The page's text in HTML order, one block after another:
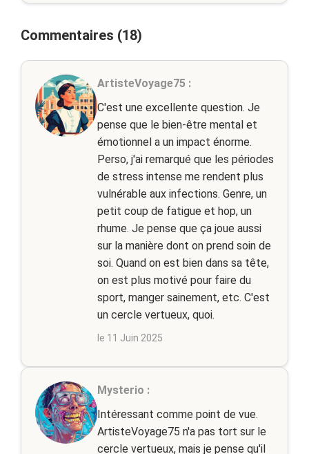
Commentaires (18)
ArtisteVoyage75 :
C'est une excellente question. Je
pense que le bien-être mental et
émotionnel a un impact énorme.
Perso, j'ai remarqué que les périodes
de stress intense me rendent plus
vulnérable aux infections. Genre, un
petit coup de fatigue et hop, un
rhume. Je pense que ça joue aussi
sur la manière dont on prend soin de
soi. Quand on est bien dans sa tête,
on est plus motivé pour faire du
sport, manger sainement, etc. C'est
un cercle vertueux, quoi.
le 11 Juin 2025
Mysterio :
Intéressant comme point de vue.
ArtisteVoyage75 n'a pas tort sur le
cercle vertueux, mais je pense qu'il